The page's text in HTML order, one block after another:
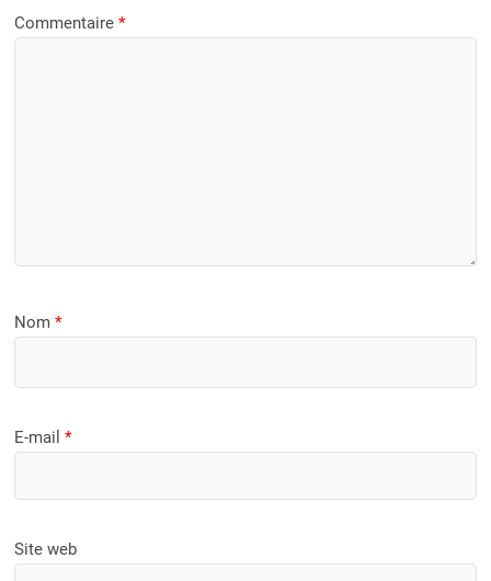
Commentaire*
Nom*
E-mail*
Site web